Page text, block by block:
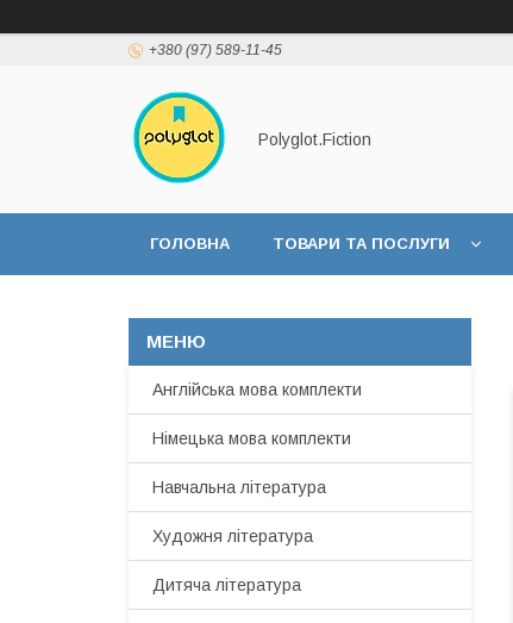
+380 (97) 589-11-45
Polyglot.Fiction
ГОЛОВНА ТОВАРИ ТА ПОСЛУГИ
Англійська мова комплекти
Німецька мова комплекти
Навчальна література
Художня література
Дитяча література